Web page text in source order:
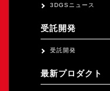
3DGSニュース
受託開発
受託開発
最新プロダクト